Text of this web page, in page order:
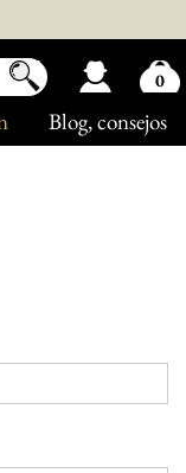
Blog, consejos
0